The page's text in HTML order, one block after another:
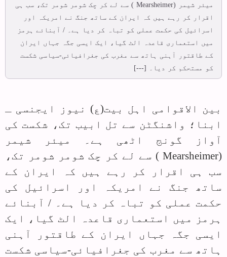
میئر شیمر (Mearsheimer ) سے لے کر چک شومر شومر تک، سب ہی
اقرار کر رہے ہیں کہ ایران کے ساتھ جنگ نے امریکہ اور
اسرائیل کی حکمت عملی کو تباہ کر دیا ہے۔ / آبنائے ہرمز
میں استعماری قاعدہ الٹ گیا، ایک ایسی جگہ جہاں ایران
کے طاقتور آہنی ہاتھ سے مغرب کی جغرافیائی-سیاسی شکست
کو مستحکم کر دیا۔ [---]
بین الاقوامی اہل بیت(ع) نیوز ایجنسی ـ
ابنا؛ واشنگٹن سے تل ابیب تک، شکست کی
آواز گونج اٹھی ہے۔ میئر شیمر
(
Mearsheimer ) سے لے کر چک شومر شومر تک،
سب ہی اقرار کر رہے ہیں کہ ایران کے
ساتھ جنگ نے امریکہ اور اسرائیل کی
حکمت عملی کو تباہ کر دیا ہے۔ / آبنائے
ہرمز میں استعماری قاعدہ الٹ گیا، ایک
ایسی جگہ جہاں ایران کے طاقتور آہنی
ہاتھ سے مغرب کی جغرافیائی-سیاسی شکست